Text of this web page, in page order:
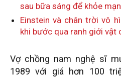
sau bữa sáng để khỏe
Einstein và chân trời vô
khi bước qua ranh giới vật
Vợ chồng nam nghệ sĩ
1989 với giá hơn 100